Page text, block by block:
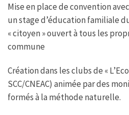
Mise en place de convention
un stage d’éducation familiale
« citoyen » ouvert à tous les
commune
Création dans les clubs de «
SCC/CNEAC) animée par des
formés à la méthode naturelle.